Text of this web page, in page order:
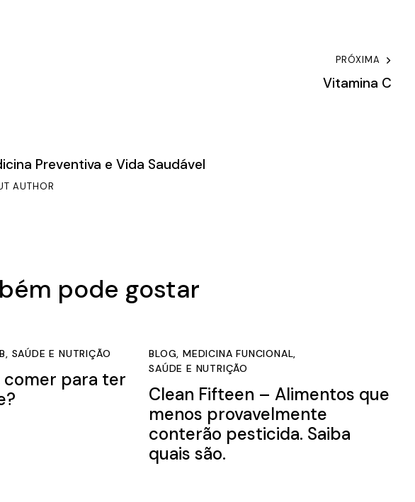
PRÓXIMA
Vitamina C
Preventiva e Vida Saudável
AUTHOR
pode gostar
, SAÚDE E NUTRIÇÃO
comer para ter
BLOG, MEDICINA FUNCIONAL,
SAÚDE E NUTRIÇÃO
Clean Fifteen – Alimentos que
menos provavelmente
conterão pesticida. Saiba
quais são.